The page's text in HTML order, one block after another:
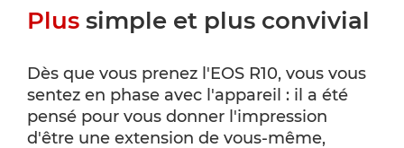
Plus simple et plus convivial
Dès que vous prenez l'EOS R10, vous vous
sentez en phase avec l'appareil : il a été
pensé pour vous donner l'impression
d'être une extension de vous-même,